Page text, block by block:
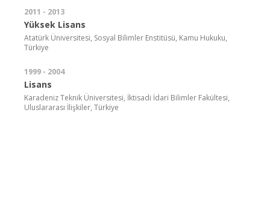
2011 - 2013
Yüksek Lisans
Atatürk Üniversitesi, Sosyal Bilimler Enstitüsü, Kamu Hukuku,
Türkiye
1999 - 2004
Lisans
Karadeniz Teknik Üniversitesi, İktisadi İdari Bilimler Fakültesi,
Uluslararası İlişkiler, Türkiye